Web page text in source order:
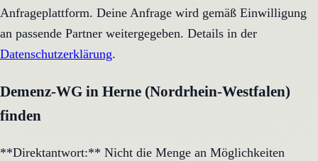
Anfrageplattform. Deine Anfrage wird gemäß Einwilligung
an passende Partner weitergegeben. Details in der
Datenschutzerklärung.
Demenz-WG in Herne (Nordrhein-Westfalen)
finden
**Direktantwort:** Nicht die Menge an Möglichkeiten